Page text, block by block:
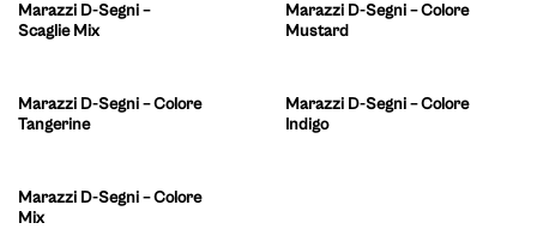
Marazzi D-Segni –
Scaglie Mix
Marazzi D-Segni – Colore
Mustard
Marazzi D-Segni – Colore
Tangerine
Marazzi D-Segni – Colore
Indigo
Marazzi D-Segni – Colore
Mix